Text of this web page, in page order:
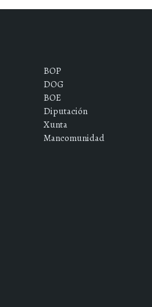
BOP
DOG
BOE
Diputación
Xunta
Mancomunidad